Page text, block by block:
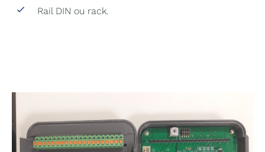
Rail DIN ou rack.